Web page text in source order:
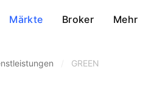
Märkte Broker Mehr
GREEN